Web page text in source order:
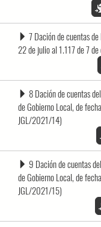
7 Dación de cuentas
22 de julio al 1.117 de 7
8 Dación de cuentas
de Gobierno Local, de
JGL/2021/14)
9 Dación de cuentas
de Gobierno Local, de
JGL/2021/15)